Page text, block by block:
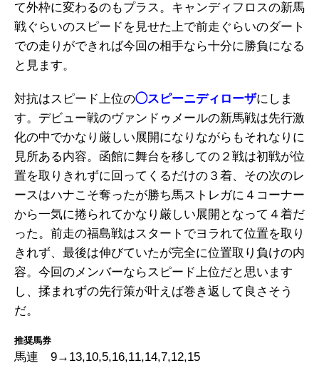
て外枠に変わるのもプラス。キャンディフロスの新馬
戦ぐらいのスピードを見せた上で前走ぐらいのダート
での走りができれば今回の相手なら十分に勝負になる
と見ます。
対抗はスピード上位の◯スピーニディローザにしま
す。デビュー戦のヴァンドゥメールの新馬戦は先行激
化の中でかなり厳しい展開になりながらもそれなりに
見所ある内容。函館に舞台を移しての２戦は初戦が位
置を取りきれずに回ってくるだけの３着、その次のレ
ースはハナこそ奪ったが勝ち馬ストレガに４コーナー
から一気に捲られてかなり厳しい展開となって４着だ
った。前走の福島戦はスタートでヨラれて位置を取り
きれず、最後は伸びていたが完全に位置取り負けの内
容。今回のメンバーならスピード上位だと思います
し、揉まれずの先行策が叶えば巻き返して良さそう
だ。
推奨馬券
馬連 9→13,10,5,16,11,14,7,12,15